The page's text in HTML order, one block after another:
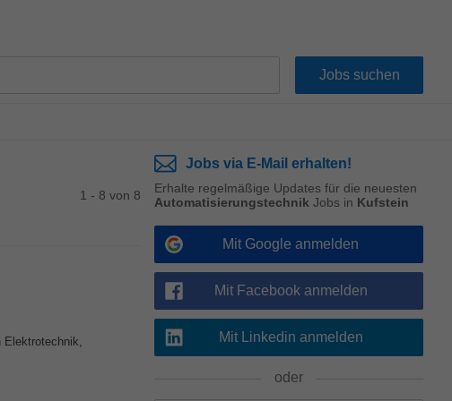
1 - 8 von 8
Elektrotechnik,
Jobs via E-Mail erhalten!
Erhalte regelmäßige Updates für die neuesten
Automatisierungstechnik Jobs in Kufstein
Mit Google anmelden
Mit Facebook anmelden
Mit Linkedin anmelden
oder